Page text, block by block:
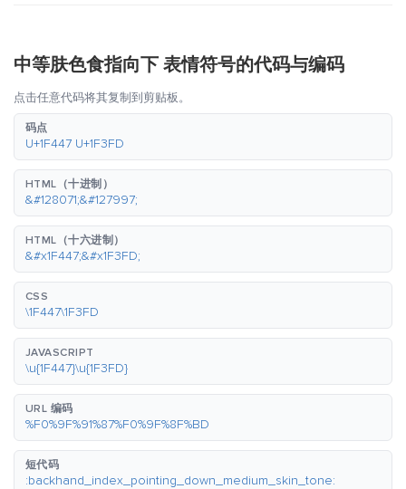
中等肤色食指向下 表情符号的代码与编码
点击任意代码将其复制到剪贴板。
码点
U+1F447 U+1F3FD
HTML（十进制）
&#128071;&#127997;
HTML（十六进制）
&#x1F447;&#x1F3FD;
CSS
\1F447\1F3FD
JAVASCRIPT
\u{1F447}\u{1F3FD}
URL 编码
%F0%9F%91%87%F0%9F%8F%BD
短代码
:backhand_index_pointing_down_medium_skin_tone: